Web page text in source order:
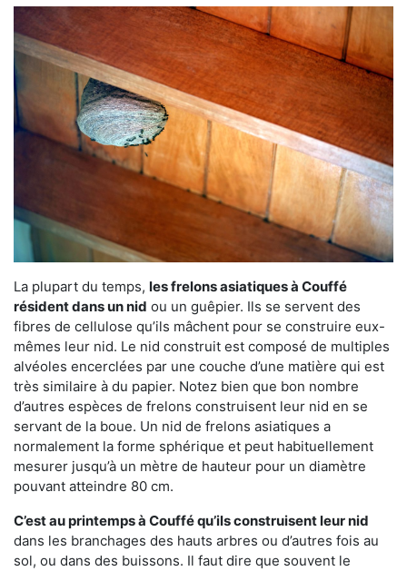
La plupart du temps, les frelons asiatiques à Couffé
résident dans un nid ou un guêpier. Ils se servent des
fibres de cellulose qu’ils mâchent pour se construire eux-
mêmes leur nid. Le nid construit est composé de multiples
alvéoles encerclées par une couche d’une matière qui est
très similaire à du papier. Notez bien que bon nombre
d’autres espèces de frelons construisent leur nid en se
servant de la boue. Un nid de frelons asiatiques a
normalement la forme sphérique et peut habituellement
mesurer jusqu’à un mètre de hauteur pour un diamètre
pouvant atteindre 80 cm.
C’est au printemps à Couffé qu’ils construisent leur nid
dans les branchages des hauts arbres ou d’autres fois au
sol, ou dans des buissons. Il faut dire que souvent le